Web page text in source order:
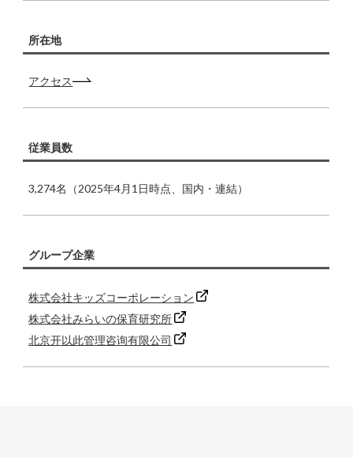
所在地
アクセス
従業員数
3,274名（2025年4月1日時点、国内・連結）
グループ企業
株式会社キッズコーポレーション
株式会社みらいの保育研究所
北京开以此管理咨询有限公司